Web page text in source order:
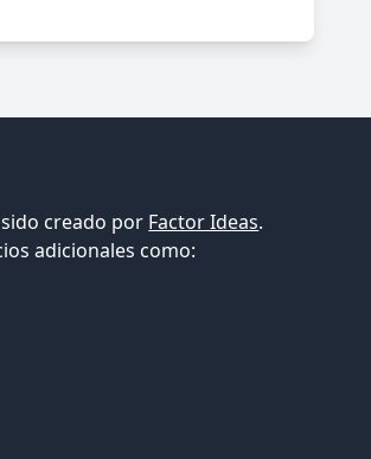
creado por Factor Ideas.
adicionales como: